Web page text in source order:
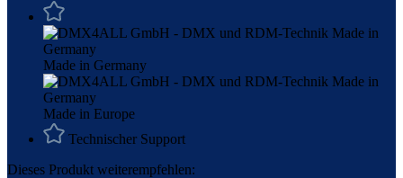
Made in Germany
Made in Europe
Technischer Support
Dieses Produkt weiterempfehlen: